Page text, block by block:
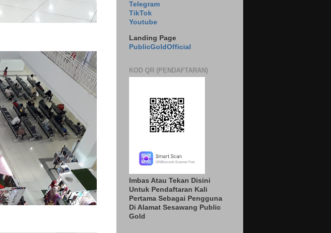
Telegram
TikTok
Youtube
Landing Page
PublicGoldOfficial
KOD QR (PENDAFTARAN)
Imbas Atau Tekan Disini
Untuk Pendaftaran Kali
Pertama Sebagai Pengguna
Di Alamat Sesawang Public
Gold